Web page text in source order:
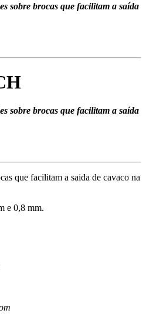
sobre brocas que facilitam a saída
sobre brocas que facilitam a saída
que facilitam a saida de cavaco na
e 0,8 mm.